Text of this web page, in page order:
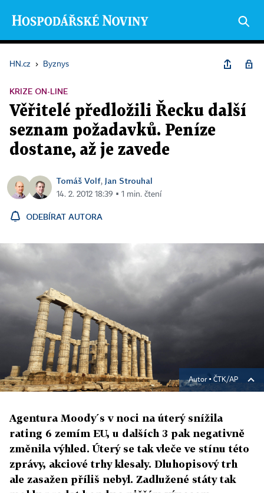
HN.cz › Byznys
KRIZE ON-LINE
Věřitelé předložili Řecku další
seznam požadavků. Peníze
dostane, až je zavede
Tomáš Volf, Jan Strouhal
14. 2. 2012 18:39 ▪ 1 min. čtení
ODEBÍRAT AUTORA
Autor ▪ ČTK/AP
Agentura Moody´s v noci na úterý snížila
rating 6 zemím EU, u dalších 3 pak negativně
změnila výhled. Úterý se tak vleče ve stínu této
zprávy, akciové trhy klesaly. Dluhopisový trh
ale zasažen příliš nebyl. Zadlužené státy tak